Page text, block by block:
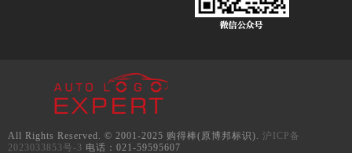
All Rights Reserved. © 2001-2025 购得棒(原博邦标识). 沪ICP备
2023033853号-3 电话：021-59595607